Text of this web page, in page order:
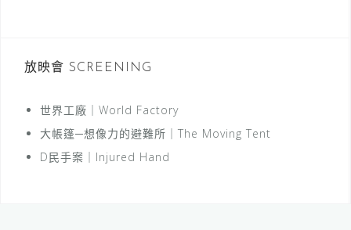
放映會 SCREENING
世界工廠｜World Factory
大帳篷─想像力的避難所｜The Moving Tent
D民手案｜Injured Hand